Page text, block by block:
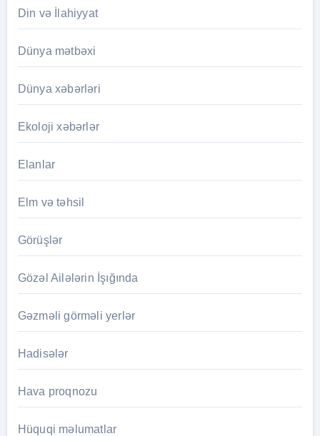
Din və İlahiyyat
Dünya mətbəxi
Dünya xəbərləri
Ekoloji xəbərlər
Elanlar
Elm və təhsil
Görüşlər
Gözəl Ailələrin İşığında
Gəzməli görməli yerlər
Hadisələr
Hava proqnozu
Hüquqi məlumatlar